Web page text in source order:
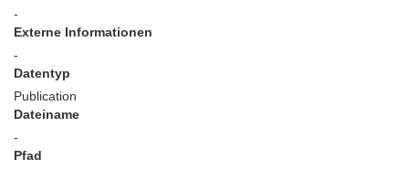
-
Externe Informationen
-
Datentyp
Publication
Dateiname
-
Pfad